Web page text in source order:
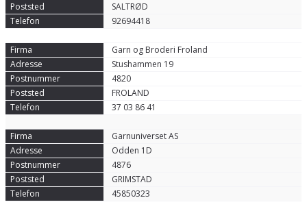
SALTRØD
92694418
Garn og Broderi Froland
Stushammen 19
4820
FROLAND
37 03 86 41
Garnuniverset AS
Odden 1D
4876
GRIMSTAD
45850323